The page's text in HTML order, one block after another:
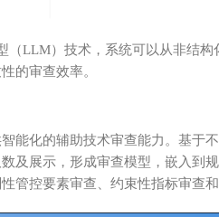
（LLM）技术，系统可以从非结
的审查效率。
能化的辅助技术审查能力。基于
及展示，形成审查模型，嵌入到
管控要素审查、约束性指标审查和